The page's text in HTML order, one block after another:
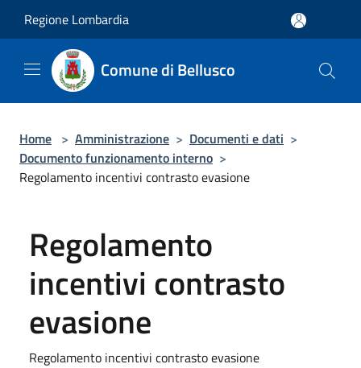
Regione Lombardia
Comune di Bellusco
Home > Amministrazione > Documenti e dati >
Documento funzionamento interno >
Regolamento incentivi contrasto evasione
Regolamento
incentivi contrasto
evasione
Regolamento incentivi contrasto evasione